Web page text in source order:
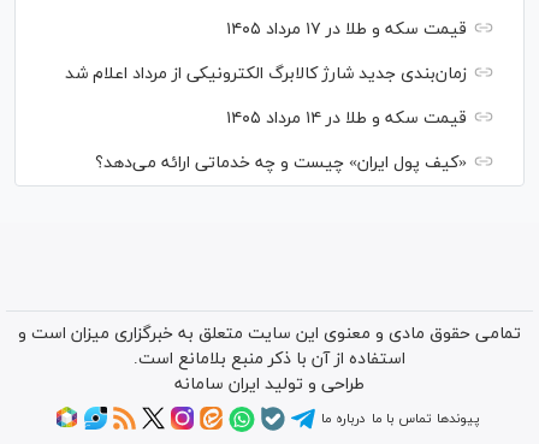
قیمت سکه و طلا در ۱۷ مرداد ۱۴۰۵
زمان‌بندی جدید شارژ کالابرگ الکترونیکی از مرداد اعلام شد
قیمت سکه و طلا در ۱۴ مرداد ۱۴۰۵
«کیف پول ایران» چیست و چه خدماتی ارائه می‌دهد؟
تمامی حقوق مادی و معنوی این سایت متعلق به خبرگزاری میزان است و
استفاده از آن با ذکر منبع بلامانع است.
طراحی و تولید ایران سامانه
پیوندها تماس با ما درباره ما